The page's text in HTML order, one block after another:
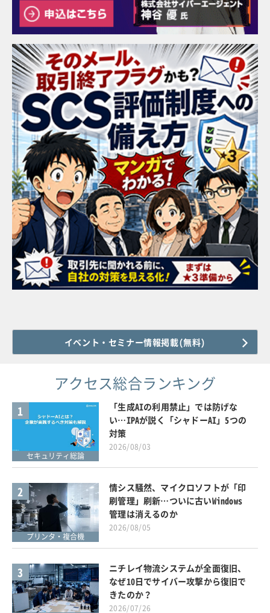
イベント・セミナー情報掲載(無料)
アクセス総合ランキング
1
セキュリティ総論
「生成AIの利用禁止」では防げな
い…IPAが説く「シャドーAI」5つの
対策
2026/08/03
2
プリンタ・複合機
情シス騒然、マイクロソフトが「印
刷管理」刷新…ついに古いWindows
管理は消えるのか
2026/08/05
3
ニチレイ物流システムが全面復旧、
なぜ10日でサイバー攻撃から復旧で
きたのか？
2026/07/26